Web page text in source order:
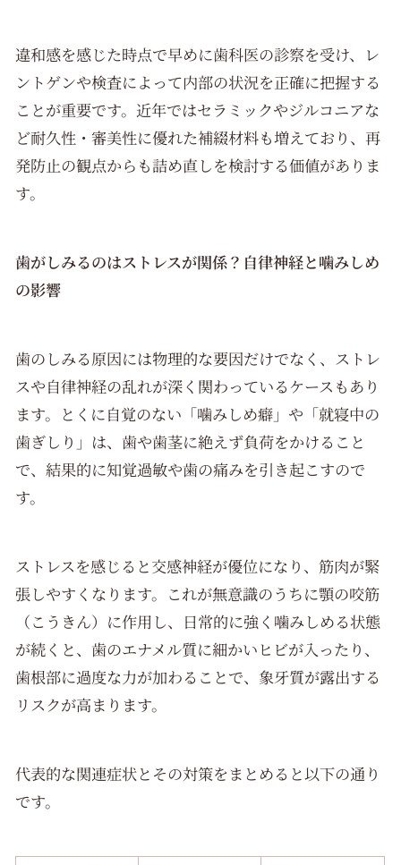
違和感を感じた時点で早めに歯科医の診察を受け、レ
ントゲンや検査によって内部の状況を正確に把握する
ことが重要です。近年ではセラミックやジルコニアな
ど耐久性・審美性に優れた補綴材料も増えており、再
発防止の観点からも詰め直しを検討する価値がありま
す。
歯がしみるのはストレスが関係？自律神経と噛みしめ
の影響
歯のしみる原因には物理的な要因だけでなく、ストレ
スや自律神経の乱れが深く関わっているケースもあり
ます。とくに自覚のない「噛みしめ癖」や「就寝中の
歯ぎしり」は、歯や歯茎に絶えず負荷をかけること
で、結果的に知覚過敏や歯の痛みを引き起こすので
す。
ストレスを感じると交感神経が優位になり、筋肉が緊
張しやすくなります。これが無意識のうちに顎の咬筋
（こうきん）に作用し、日常的に強く噛みしめる状態
が続くと、歯のエナメル質に細かいヒビが入ったり、
歯根部に過度な力が加わることで、象牙質が露出する
リスクが高まります。
代表的な関連症状とその対策をまとめると以下の通り
です。